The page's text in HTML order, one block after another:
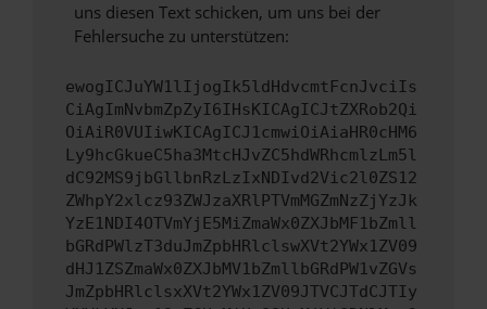
uns diesen Text schicken, um uns bei der
Fehlersuche zu unterstützen:
ewogICJuYW1lIjogIk5ldHdvcmtFcnJvciIs
CiAgImNvbmZpZyI6IHsKICAgICJtZXRob2Qi
OiAiR0VUIiwKICAgICJ1cmwiOiAiaHR0cHM6
Ly9hcGkueC5ha3MtcHJvZC5hdWRhcmlzLm5l
dC92MS9jbGllbnRzLzIxNDIvd2Vic2l0ZS12
ZWhpY2xlcz93ZWJzaXRlPTVmMGZmNzZjYzJk
YzE1NDI4OTVmYjE5MiZmaWx0ZXJbMF1bZmll
bGRdPWlzT3duJmZpbHRlclswXVt2YWx1ZV09
dHJ1ZSZmaWx0ZXJbMV1bZmllbGRdPW1vZGVs
JmZpbHRlclsxXVt2YWx1ZV09JTVCJTdCJTIy